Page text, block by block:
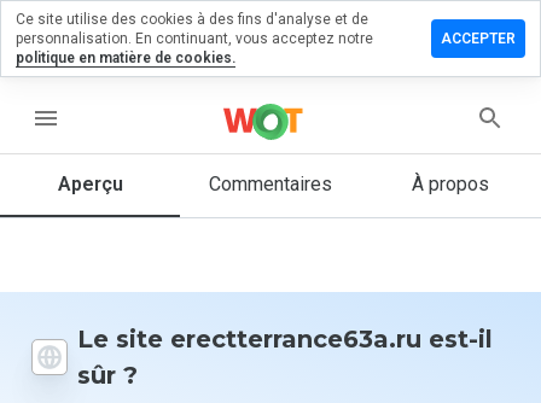
menu
Aperçu Commentaires À propos
Le site erectterrance63a.ru est-il
sûr ?
un
sur
Quelle
donneriez-
Ce site utilise des cookies à des fins d'analyse et de
personnalisation. En continuant, vous acceptez notre
politique en matière de cookies.
ACCEPTER